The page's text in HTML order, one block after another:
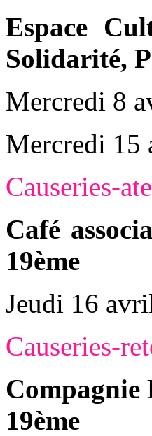
Espace
Solidarité,
Mercredi 8
Mercredi 15
Causeries-
Café
19ème
Jeudi 16
Causeries-
19ème